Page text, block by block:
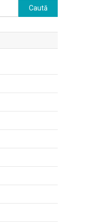
Caută
după: